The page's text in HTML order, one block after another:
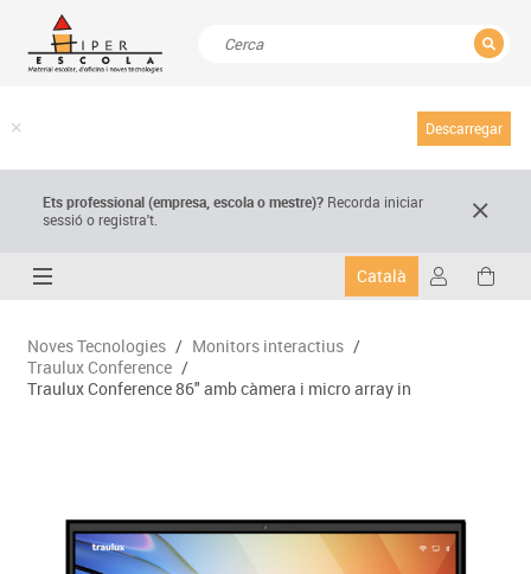
Descarregar
Ets professional (empresa,escola o mestre)? Recorda iniciar
sessió o registra't.
Català
Noves Tecnologies / Monitors interactius /
Traulux Conference /
Traulux Conference 86" amb càmera i micro array in